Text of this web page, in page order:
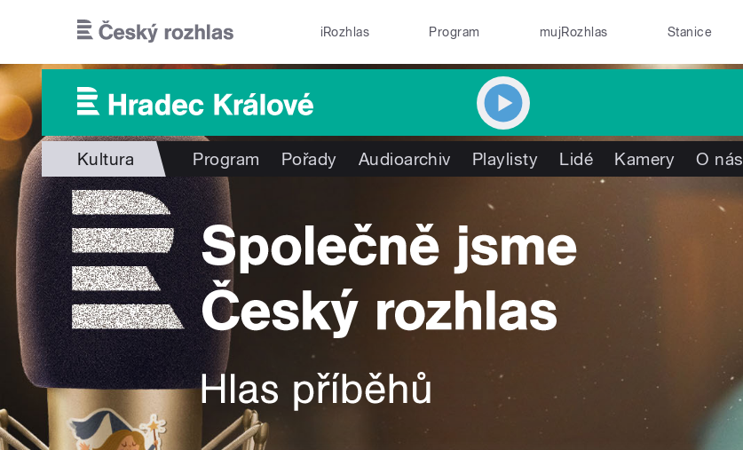
iRozhlas Program mujRozhlas Stanice
Kultura Program Pořady Audioarchiv Playlisty Lidé Kamery O nás